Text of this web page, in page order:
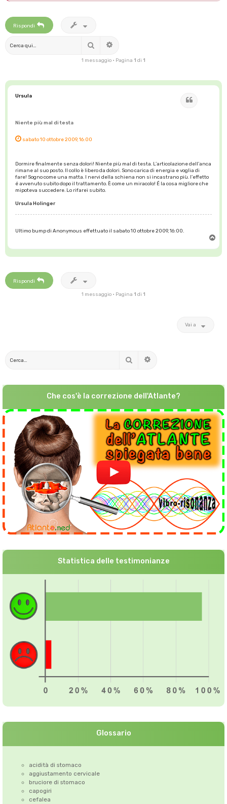
Rispondi
Cerca
1 messaggio • Pagina 1 di 1
Ursula
Niente più mal di testa
sabato 10 ottobre 2009, 16:00
Dormire finalmente senza dolori! Niente più mal di testa. L’articolazione dell’anca
rimane al suo posto. Il collo è libero da dolori. Sono carica di energia e voglia di
fare! Sogno come una matta. I nervi della schiena non si incastrano più. I’effetto
é avvenuto subito dopo il trattamento. È come un miracolo! É la cosa migliore che
mipoteva succedere. Lo rifarei subito.
Ursula Holinger
Ultimo bump di Anonymous effettuato il sabato 10 ottobre 2009, 16:00.
p
Rispondi
1 messaggio • Pagina 1 di 1
Vai a
Cerca
Che cos'è la correzione dell'Atlante?
Statistica delle testimonianze
Glossario
acidità di stomaco
aggiustamento cervicale
bruciore di stomaco
capogiri
cefalea